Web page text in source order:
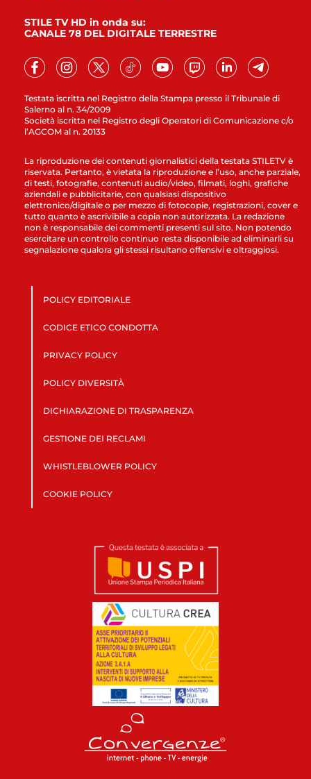
Testata iscritta nel Registro della Stampa presso il Tribunale di
Salerno al n. 34/2009
Società iscritta nel Registro degli Operatori di Comunicazione c/o
l’AGCOM al n. 20133
STILE TV HD in onda su:
CANALE 78 DEL DIGITALE TERRESTRE
La riproduzione dei contenuti giornalistici della testata STILETV è
riservata. Pertanto, è vietata la riproduzione e l’uso, anche parziale,
di testi, fotografie, contenuti audio/video, filmati, loghi, grafiche
aziendali e pubblicitarie, con qualsiasi dispositivo
elettronico/digitale o per mezzo di fotocopie, registrazioni, cover e
tutto quanto è ascrivibile a copia non autorizzata. La redazione
non è responsabile dei commenti presenti sul sito. Non potendo
esercitare un controllo continuo resta disponibile ad eliminarli su
segnalazione qualora gli stessi risultano offensivi e oltraggiosi.
POLICY EDITORIALE
CODICE ETICO CONDOTTA
PRIVACY POLICY
POLICY DIVERSITÀ
DICHIARAZIONE DI TRASPARENZA
GESTIONE DEI RECLAMI
WHISTLEBLOWER POLICY
COOKIE POLICY